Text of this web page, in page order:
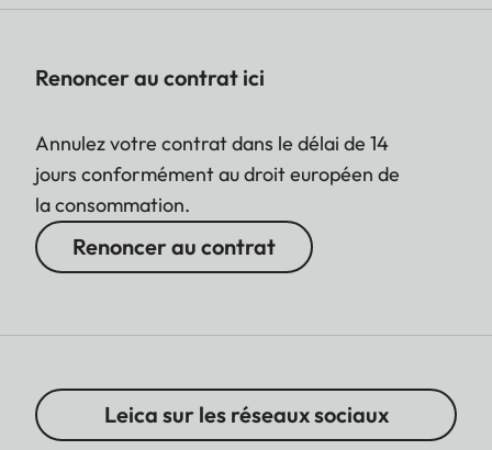
Renoncer au contrat ici
Annulez votre contrat dans le délai de 14
jours conformément au droit européen de
la consommation.
Renoncer au contrat
Leica sur les réseaux sociaux